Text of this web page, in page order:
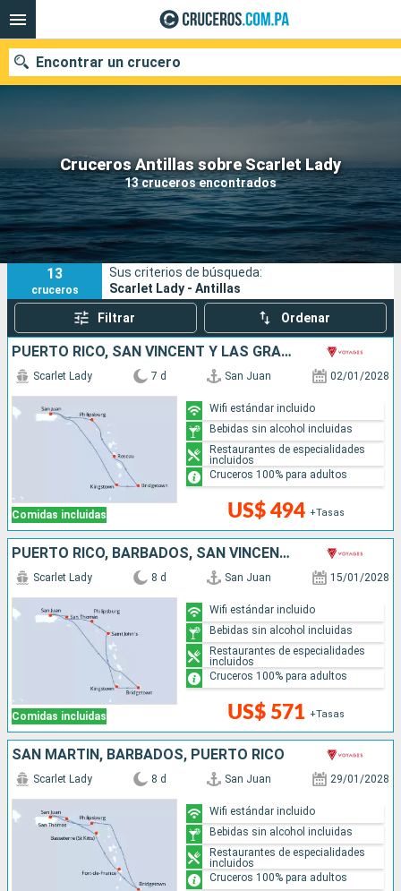
Cruceros Antillas sobre Scarlet Lady
13 cruceros encontrados
Encontrar un crucero
Nuestros destinos
Fecha de salida
Puertos Compañías
Buscar
13
cruceros
Sus criterios de búsqueda:
Scarlet Lady - Antillas
Filtrar Ordenar
PUERTO RICO, SAN VINCENT Y LAS GRANADINAS, BARBADOS, DOMINICA, SAN MARTÍN
Comidas incluidas
Scarlet Lady 7 d San Juan 02/01/2028
US$ 494 +Tasas
Wifi estándar incluido
Bebidas sin alcohol incluidas
Restaurantes de especialidades
incluidos
Cruceros 100% para adultos
PUERTO RICO, BARBADOS, SAN VINCENT Y LAS GRANADINAS, ANTIGUA Y BARBUDA, SAN MARTÍN
Comidas incluidas
Scarlet Lady 8 d San Juan 15/01/2028
US$ 571 +Tasas
Wifi estándar incluido
Bebidas sin alcohol incluidas
Restaurantes de especialidades
incluidos
Cruceros 100% para adultos
SAN MARTÍN, BARBADOS, PUERTO RICO
Scarlet Lady 8 d San Juan 29/01/2028
Wifi estándar incluido
Bebidas sin alcohol incluidas
Restaurantes de especialidades
incluidos
Cruceros 100% para adultos